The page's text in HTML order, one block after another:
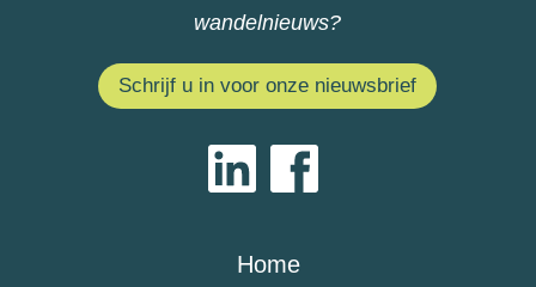
wandelnieuws?
Schrijf u in voor onze nieuwsbrief
Home